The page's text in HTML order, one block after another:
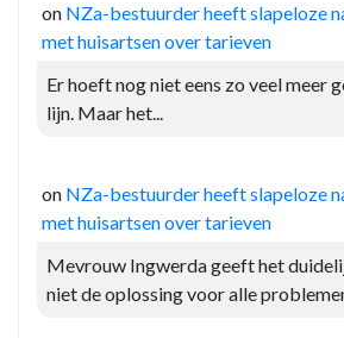
on NZa-bestuurder heeft slapeloze
met huisartsen over tarieven
Er hoeft nog niet eens zo veel meer
lijn. Maar het...
on NZa-bestuurder heeft slapeloze
met huisartsen over tarieven
Mevrouw Ingwerda geeft het
niet de oplossing voor alle